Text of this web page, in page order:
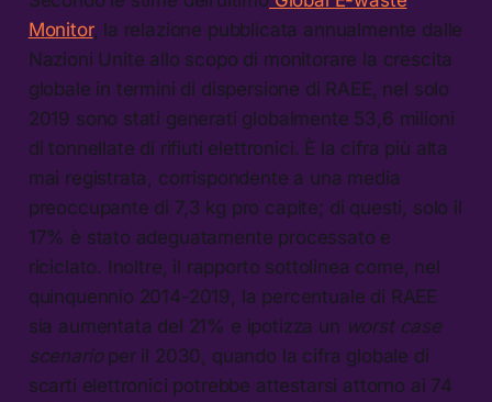
Monitor, la relazione pubblicata annualmente dalle
Nazioni Unite allo scopo di monitorare la crescita
globale in termini di dispersione di RAEE, nel solo
2019 sono stati generati globalmente 53,6 milioni
di tonnellate di rifiuti elettronici. È la cifra più alta
mai registrata, corrispondente a una media
preoccupante di 7,3 kg pro capite; di questi, solo il
17% è stato adeguatamente processato e
riciclato. Inoltre, il rapporto sottolinea come, nel
quinquennio 2014-2019, la percentuale di RAEE
sia aumentata del 21% e ipotizza un worst case
scenarioper il 2030, quando la cifra globale di
scarti elettronici potrebbe attestarsi attorno ai 74